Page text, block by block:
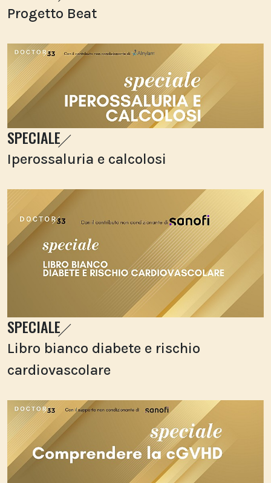
Progetto Beat
SPECIALE
Iperossaluria e calcolosi
SPECIALE
Libro bianco diabete e rischio
cardiovascolare